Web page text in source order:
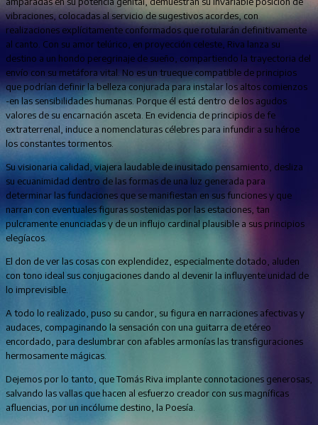
vibraciones, colocadas al servicio de sugestivos acordes, con
realizaciones explícitamente conformados que rotularán definitivamente
al canto. Con su amor telúrico, en proyección celeste, Riva lanza su
destino a un hondo peregrinaje de sueño, compartiendo la trayectoria del
envío con su metáfora vital. No es un trueque compatible de principios
que podrían definir la belleza conjurada para instalar los altos comienzos
-en las sensibilidades humanas. Porque él está dentro de los agudos
valores de su encarnación asceta. En evidencia de principios de fe
extraterrenal, induce a nomenclaturas célebres para infundir a su héroe
los constantes tormentos.
Su visionaria calidad, viajera laudable de inusitado pensamiento, desliza
su ecuanimidad dentro de las formas de una luz generada para
determinar las fundaciones que se manifiestan en sus funciones y que
narran con eventuales figuras sostenidas por las estaciones, tan
pulcramente enunciadas y de un influjo cardinal plausible a sus principios
elegíacos.
El don de ver las cosas con explendidez, especialmente dotado, aluden
con tono ideal sus conjugaciones dando al devenir la influyente unidad de
lo imprevisible.
A todo lo realizado, puso su candor, su figura en narraciones afectivas y
audaces, compaginando la sensación con una guitarra de etéreo
encordado, para deslumbrar con afables armonías las transfiguraciones
hermosamente mágicas.
Dejemos por lo tanto, que Tomás Riva implante connotaciones generosas,
salvando las vallas que hacen al esfuerzo creador con sus magníficas
afluencias, por un incólume destino, la Poesía.